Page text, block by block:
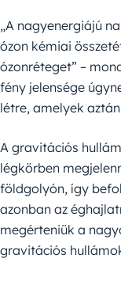
„A nagyenergiájú
ózon kémiai
ózonréteget” –
fény jelensége
létre, amelyek
A gravitációs
légkörben
földgolyón, így
azonban az
megérteniük a
gravitációs